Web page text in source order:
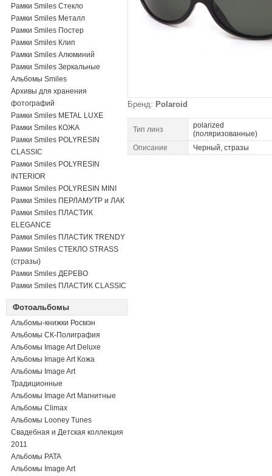
Рамки Smiles Стекло
Рамки Smiles Металл
Рамки Smiles Постер
Рамки Smiles Клип
Рамки Smiles Алюминий
Рамки Smiles Зеркальные
Альбомы Smiles
Архивы для хранения
фотографий
Рамки Smiles METAL LUXE
Рамки Smiles КОЖА
Рамки Smiles POLYRESIN
CLASSIC
Рамки Smiles POLYRESIN
INTERIOR
Рамки Smiles POLYRESIN MINI
Рамки Smiles ПЕРЛАМУТР и ЛАК
Рамки Smiles ПЛАСТИК
ELEGANCE
Рамки Smiles ПЛАСТИК TRENDY
Рамки Smiles СТЕКЛО STRASS
(стразы)
Рамки Smiles ДЕРЕВО
Рамки Smiles ПЛАСТИК CLASSIC
Фотоальбомы
Альбомы-книжки Росмэн
Альбомы СК-Полиграфия
Альбомы Image Art Deluxe
Альбомы Image Art Кожа
Альбомы Image Art
Традиционные
Альбомы Image Art Магнитные
Альбомы Climax
Альбомы Looney Tunes
Свадебная и Детская коллекция
2011
Альбомы PATA
Альбомы Image Art
Бренд: Polaroid
Тип линз
polarized
(поляризованные)
Описание
Черный, стразы